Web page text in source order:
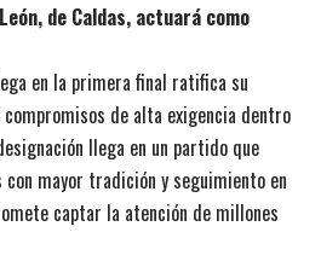
de Caldas, actuará como
en la primera final ratifica su
de alta exigencia dentro
llega en un partido que
mayor tradición y seguimiento en
captar la atención de millones